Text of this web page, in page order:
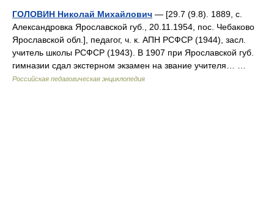
ГОЛОВИН Николай Михайлович — [29.7 (9.8). 1889, с.
Александровка Ярославской губ., 20.11.1954, пос. Чебаково
Ярославской обл.], педагог, ч. к. АПН РСФСР (1944), засл.
учитель школы РСФСР (1943). В 1907 при Ярославской губ.
гимназии сдал экстерном экзамен на звание учителя… …
Российская педагогическая энциклопедия